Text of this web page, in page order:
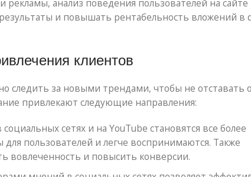
анализ поведения пользователей на сайте
и повышать рентабельность вложений в
клиентов
следить за новыми трендами, чтобы не отставать
привлекают следующие направления:
сетях и на YouTube становятся все более
пользователей и легче воспринимаются. Также
вовлеченность и повысить конверсии.